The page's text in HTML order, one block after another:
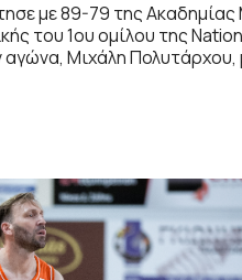
με 89-79 της
του 1ου ομίλου της
Μιχάλη Πολυτάρχου,